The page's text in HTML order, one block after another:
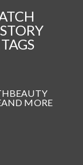
STORY
TAGS
BEAUTY
AND MORE